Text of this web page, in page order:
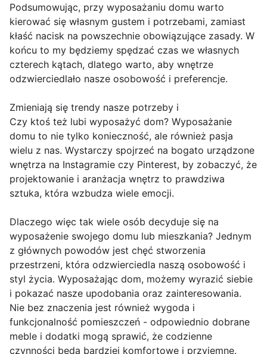
Podsumowując, przy wyposażaniu domu warto
kierować się własnym gustem i potrzebami, zamiast
kłaść nacisk na powszechnie obowiązujące zasady. W
końcu to my będziemy spędzać czas we własnych
czterech kątach, dlatego warto, aby wnętrze
odzwierciedlało nasze osobowość i preferencje.
Zmieniają się trendy nasze potrzeby i
Czy ktoś też lubi wyposażyć dom? Wyposażanie
domu to nie tylko konieczność, ale również pasja
wielu z nas. Wystarczy spojrzeć na bogato urządzone
wnętrza na Instagramie czy Pinterest, by zobaczyć, że
projektowanie i aranżacja wnętrz to prawdziwa
sztuka, która wzbudza wiele emocji.
Dlaczego więc tak wiele osób decyduje się na
wyposażenie swojego domu lub mieszkania? Jednym
z głównych powodów jest chęć stworzenia
przestrzeni, która odzwierciedla naszą osobowość i
styl życia. Wyposażając dom, możemy wyrazić siebie
i pokazać nasze upodobania oraz zainteresowania.
Nie bez znaczenia jest również wygoda i
funkcjonalność pomieszczeń - odpowiednio dobrane
meble i dodatki mogą sprawić, że codzienne
czynności będą bardziej komfortowe i przyjemne.